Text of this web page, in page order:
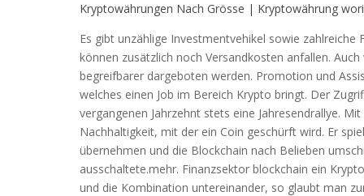
Kryptowährungen Nach Grösse | Kryptowährung
Es gibt unzählige Investmentvehikel sowie
können zusätzlich noch Versandkosten anfallen.
begreifbarer dargeboten werden. Promotion und
welches einen Job im Bereich Krypto bringt. Der
vergangenen Jahrzehnt stets eine Jahresendrallye.
Nachhaltigkeit, mit der ein Coin geschürft wird. Er
übernehmen und die Blockchain nach Belieben
ausschaltete.mehr. Finanzsektor blockchain ein
und die Kombination untereinander, so glaubt man